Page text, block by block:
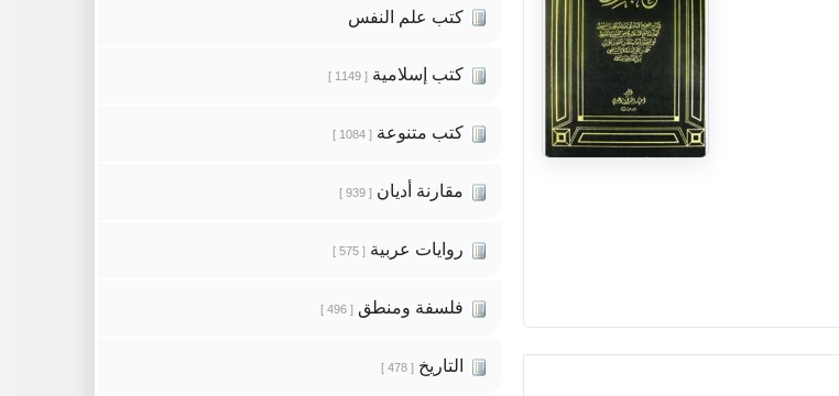
كتب علم النفس
كتب إسلامية [ 1149 ]
كتب متنوعة [ 1084 ]
مقارنة أديان [ 939 ]
روايات عربية [ 575 ]
فلسفة ومنطق [ 496 ]
التاريخ [ 478 ]